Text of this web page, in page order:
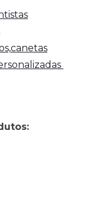
canetas